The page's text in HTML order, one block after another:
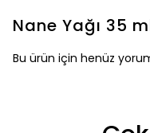
Nane Yağı 35
Bu ürün için henüz